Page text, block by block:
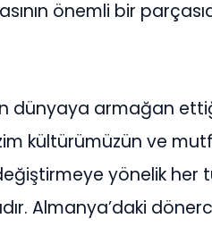
önemli bir
dünyaya armağan
kültürümüzün ve
yönelik her
Almanya’daki